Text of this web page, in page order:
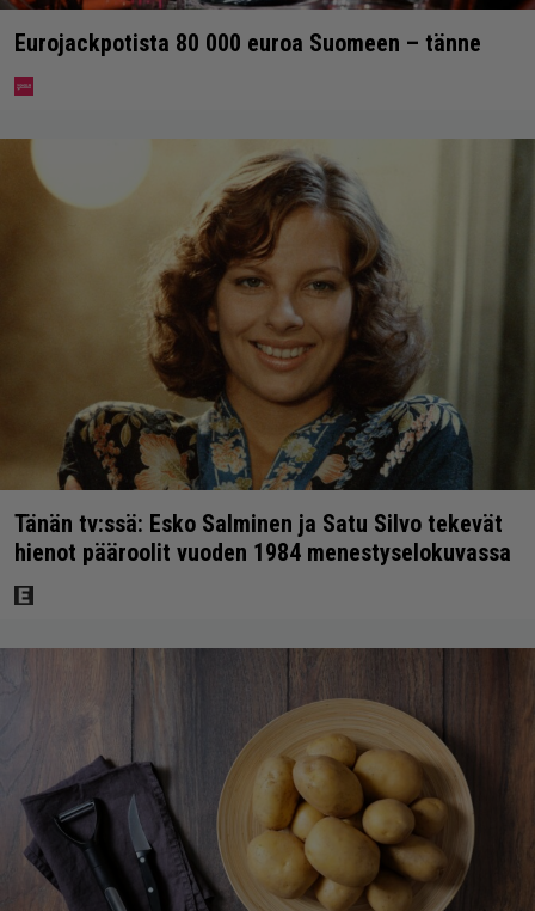
Eurojackpotista 80 000 euroa Suomeen – tänne
Tänän tv:ssä: Esko Salminen ja Satu Silvo tekevät
hienot pääroolit vuoden 1984 menestyselokuvassa